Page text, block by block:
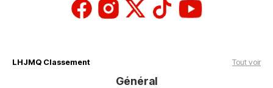
LHJMQ Classement Tout voir
Général